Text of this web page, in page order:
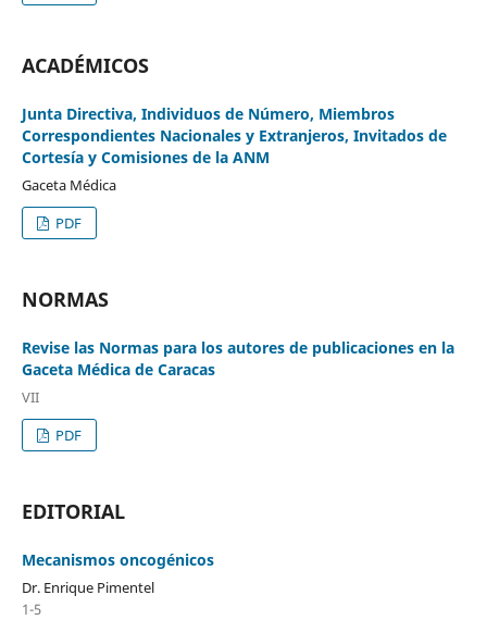
ACADÉMICOS
Junta Directiva, Individuos de Número, Miembros
Correspondientes Nacionales y Extranjeros, Invitados de
Cortesía y Comisiones de la ANM
Gaceta Médica
PDF
NORMAS
Revise las Normas para los autores de publicaciones en la
Gaceta Médica de Caracas
VII
PDF
EDITORIAL
Mecanismos oncogénicos
Dr. Enrique Pimentel
1-5